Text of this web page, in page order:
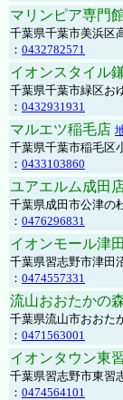
マリンピア専門
千葉県千葉市美浜区
： 0432782571
イオンスタイル
千葉県千葉市緑区お
： 0432931931
マルエツ稲毛店
千葉県千葉市稲毛区
： 0433103860
ユアエルム成田
千葉県成田市公津の
： 0476296831
イオンモール津
千葉県習志野市津田
： 0474557331
流山おおたかの
千葉県流山市おおた
： 0471563001
イオンタウン東
千葉県習志野市東習
： 0474564101